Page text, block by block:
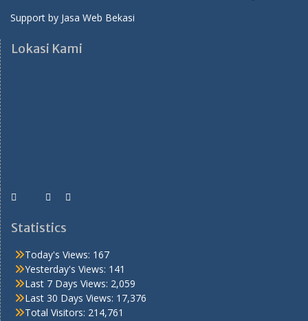
Support by Jasa Web Bekasi
Lokasi Kami
Statistics
Today's Views: 167
Yesterday's Views: 141
Last 7 Days Views: 2,059
Last 30 Days Views: 17,376
Total Visitors: 214,761